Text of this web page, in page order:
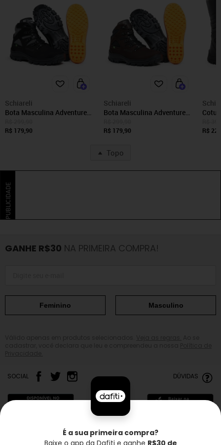
Schiareli
Bota Masculina Adventure
Preto Schiareli
R$ 179,90
Schiareli
Bota Masculina Adventure
Marrom Schiareli
R$ 179,90
R$
Topo
PUBLICIDADE
GANHE R$30 NA PRIMEIRA COMPRA!
Feminino Masculino
SOCIAL DÚVIDAS
É a sua primeira compra?
Baixe o app da Dafiti e ganhe R$30 de